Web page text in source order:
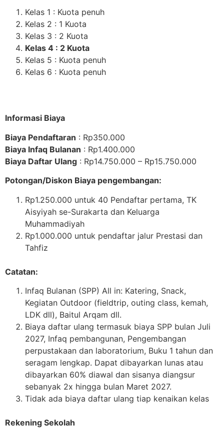
Kelas 1 : Kuota penuh
Kelas 2 : 1 Kuota
Kelas 3 : 2 Kuota
Kelas 4 : 2 Kuota
Kelas 5 : Kuota penuh
Kelas 6 : Kuota penuh
Informasi Biaya
Biaya Pendaftaran : Rp350.000
Biaya Infaq Bulanan : Rp1.400.000
Biaya Daftar Ulang : Rp14.750.000 – Rp15.750.000
Potongan/Diskon Biaya pengembangan:
Rp1.250.000 untuk 40 Pendaftar pertama, TK
Aisyiyah se-Surakarta dan Keluarga
Muhammadiyah
Rp1.000.000 untuk pendaftar jalur Prestasi dan
Tahfiz
Catatan:
Infaq Bulanan (SPP) All in: Katering, Snack,
Kegiatan Outdoor (fieldtrip, outing class, kemah,
LDK dll), Baitul Arqam dll.
Biaya daftar ulang termasuk biaya SPP bulan Juli
2027, Infaq pembangunan, Pengembangan
perpustakaan dan laboratorium, Buku 1 tahun dan
seragam lengkap. Dapat dibayarkan lunas atau
dibayarkan 60% diawal dan sisanya diangsur
sebanyak 2x hingga bulan Maret 2027.
Tidak ada biaya daftar ulang tiap kenaikan kelas
Rekening Sekolah